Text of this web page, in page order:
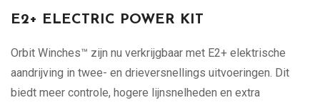
E2+ ELECTRIC POWER KIT
Orbit Winches™ zijn nu verkrijgbaar met E2+ elektrische
aandrijving in twee- en drieversnellings uitvoeringen. Dit
biedt meer controle, hogere lijnsnelheden en extra